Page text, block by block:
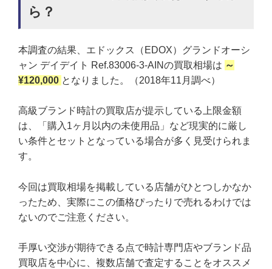
ら？
本調査の結果、エドックス（EDOX）グランドオーシ
ャン デイデイト Ref.83006-3-AINの買取相場は ～
¥120,000 となりました。（2018年11月調べ）
高級ブランド時計の買取店が提示している上限金額
は、「購入1ヶ月以内の未使用品」など現実的に厳し
い条件とセットとなっている場合が多く見受けられま
す。
今回は買取相場を掲載している店舗がひとつしかなか
ったため、実際にこの価格ぴったりで売れるわけでは
ないのでご注意ください。
手厚い交渉が期待できる点で時計専門店やブランド品
買取店を中心に、複数店舗で査定することをオススメ